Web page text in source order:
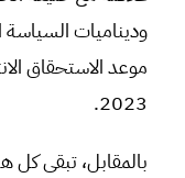
وديناميات السياسة
موعد الاستحقاق
2023.
بالمقابل، تبقى كل